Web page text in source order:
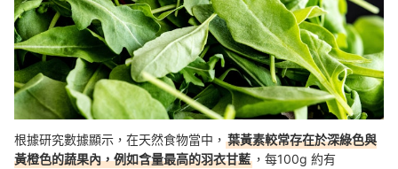
根據研究數據顯示，在天然食物當中， 葉黃素較常存在於深綠色與
黃橙色的蔬果內，例如含量最高的羽衣甘藍 ，每100g 約有